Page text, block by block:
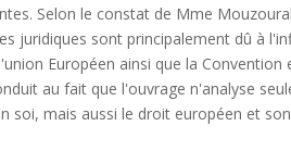
Selon le constat de Mme
juridiques sont principalement dû à
Européen ainsi que la Convention
au fait que l'ouvrage n'analyse
soi, mais aussi le droit européen et